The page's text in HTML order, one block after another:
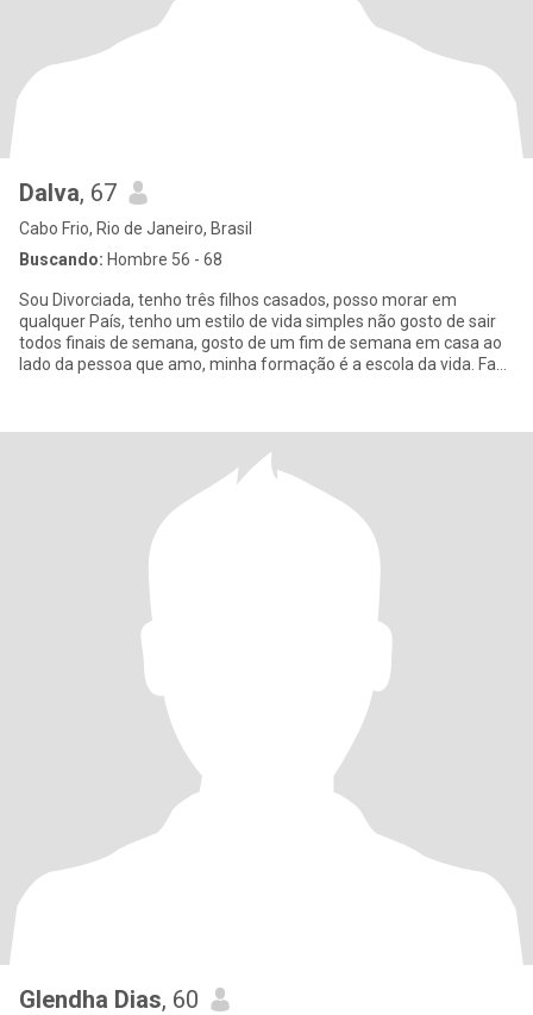
Dalva, 67
Cabo Frio, Rio de Janeiro, Brasil
Buscando: Hombre 56 - 68
Sou Divorciada, tenho três filhos casados, posso morar em
qualquer País, tenho um estilo de vida simples não gosto de sair
todos finais de semana, gosto de um fim de semana em casa ao
lado da pessoa que amo, minha formação é a escola da vida. Faço
Glendha Dias, 60